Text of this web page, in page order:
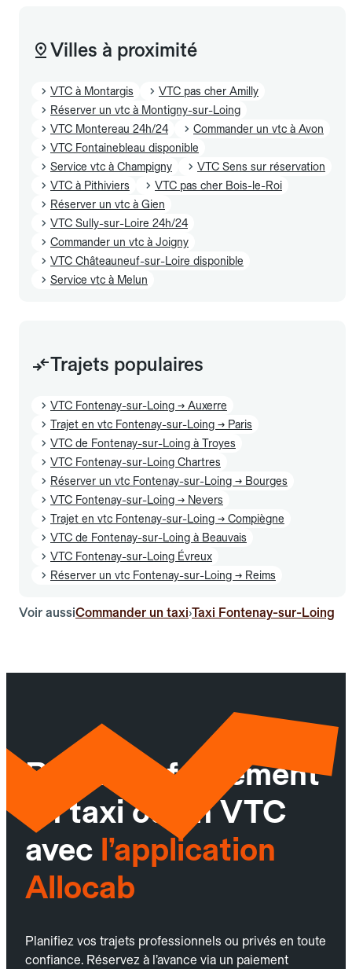
Villes à proximité
VTC à Montargis
VTC pas cher Amilly
Réserver un vtc à Montigny-sur-Loing
VTC Montereau 24h/24
Commander un vtc à Avon
VTC Fontainebleau disponible
Service vtc à Champigny
VTC Sens sur réservation
VTC à Pithiviers
VTC pas cher Bois-le-Roi
Réserver un vtc à Gien
VTC Sully-sur-Loire 24h/24
Commander un vtc à Joigny
VTC Châteauneuf-sur-Loire disponible
Service vtc à Melun
Trajets populaires
VTC Fontenay-sur-Loing → Auxerre
Trajet en vtc Fontenay-sur-Loing → Paris
VTC de Fontenay-sur-Loing à Troyes
VTC Fontenay-sur-Loing Chartres
Réserver un vtc Fontenay-sur-Loing → Bourges
VTC Fontenay-sur-Loing → Nevers
Trajet en vtc Fontenay-sur-Loing → Compiègne
VTC de Fontenay-sur-Loing à Beauvais
VTC Fontenay-sur-Loing Évreux
Réserver un vtc Fontenay-sur-Loing → Reims
Voir aussiCommander un taxi›Taxi Fontenay-sur-Loing
Réservez facilement
un taxi ou un VTC
avec l’application
Allocab
Planifiez vos trajets professionnels ou privés en toute
confiance. Réservez à l’avance via un paiement